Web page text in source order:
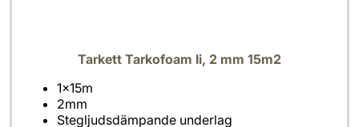
Tarkett Tarkofoam Ii, 2 mm 15m2